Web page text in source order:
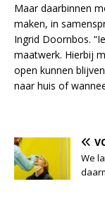
Maar daarbinnen
maken, in
Ingrid Doornbos.
maatwerk. Hierbij
open kunnen
naar huis of
We